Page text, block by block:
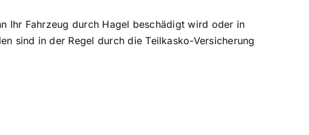
Ihr Fahrzeug durch Hagel beschädigt wird oder in
sind in der Regel durch die Teilkasko-Versicherung